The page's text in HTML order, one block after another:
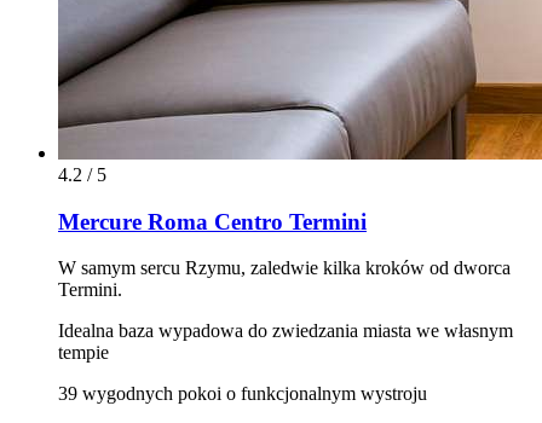
4.2 / 5
Mercure Roma Centro Termini
W samym sercu Rzymu, zaledwie kilka kroków od dworca
Termini.
Idealna baza wypadowa do zwiedzania miasta we własnym
tempie
39 wygodnych pokoi o funkcjonalnym wystroju